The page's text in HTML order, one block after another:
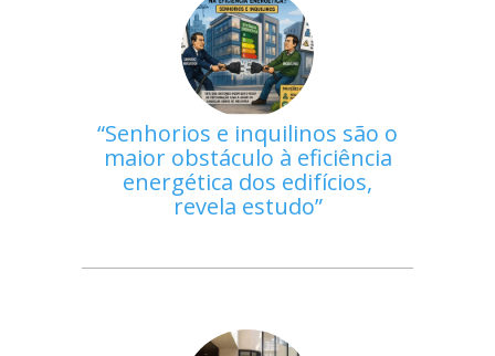
Senhorios e inquilinos são o
maior obstáculo à eficiência
energética dos edifícios,
revela estudo